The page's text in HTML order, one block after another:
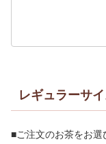
レギュラーサ
■ご注文のお茶をお